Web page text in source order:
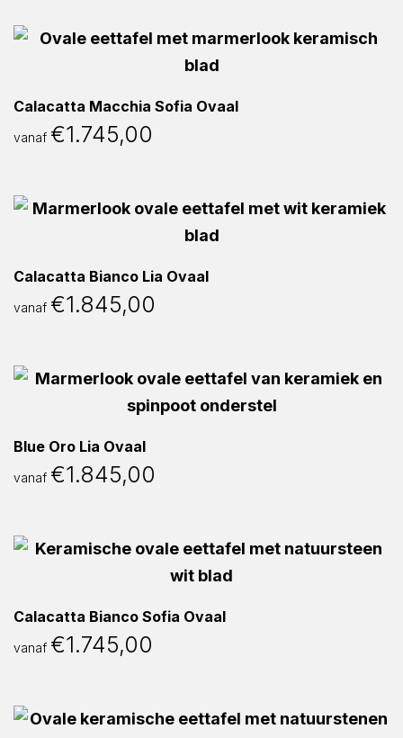
Calacatta Macchia Sofia Ovaal
vanaf €1.745,00
Calacatta Bianco Lia Ovaal
vanaf €1.845,00
Blue Oro Lia Ovaal
vanaf €1.845,00
Calacatta Bianco Sofia Ovaal
vanaf €1.745,00